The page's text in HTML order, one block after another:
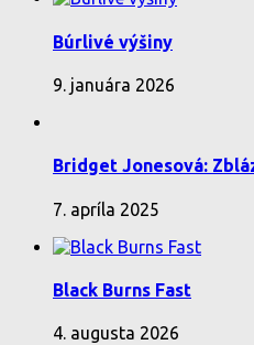
Búrlivé výšiny
9. januára 2026
Bridget Jonesová:
7. apríla 2025
Black Burns Fast
4. augusta 2026